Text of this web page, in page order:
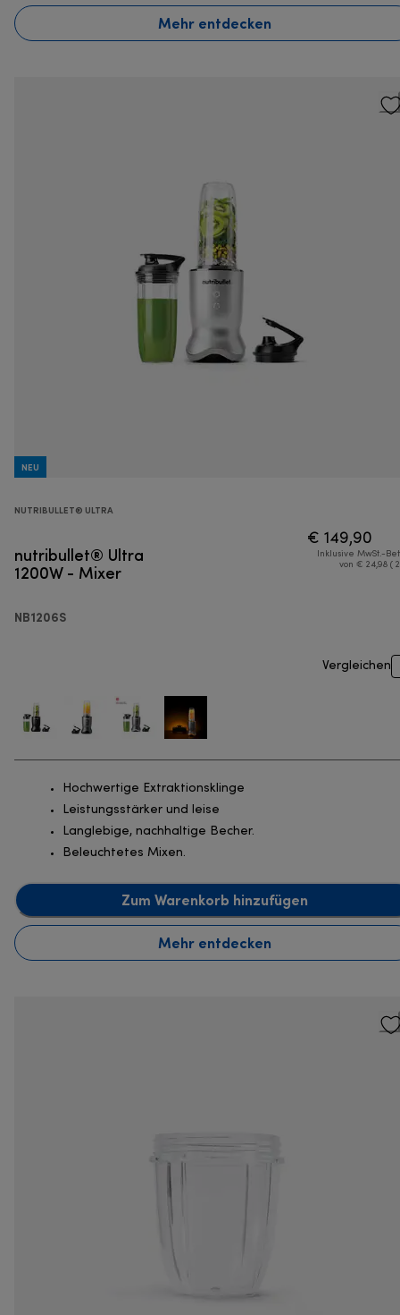
Mehr entdecken
NEU
NUTRIBULLET® ULTRA
nutribullet® Ultra
1200W - Mixer
NB1206S
€ 149,90
Inklusive MwSt.-
von € 24,98 (
Vergleichen
Hochwertige Extraktionsklinge
Leistungsstärker und leise
Langlebige, nachhaltige Becher.
Beleuchtetes Mixen.
Zum Warenkorb hinzufügen
Mehr entdecken